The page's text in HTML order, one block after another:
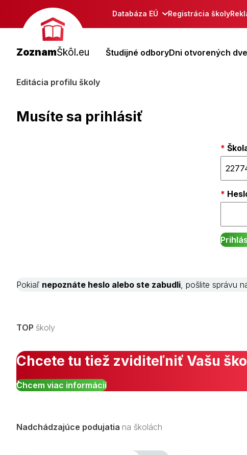
Databáza EÚ Registrácia školy
ZoznamŠkôl.eu Študijné odboryDni otvorených
Editácia profilu školy
Musíte sa prihlásiť
Pokiaľ nepoznáte heslo alebo ste zabudli , pošlite správu
TOP školy
Chcete tu tiež zviditeľniť Vašu
Chcem viac informácií
Nadchádzajúce podujatia na školách